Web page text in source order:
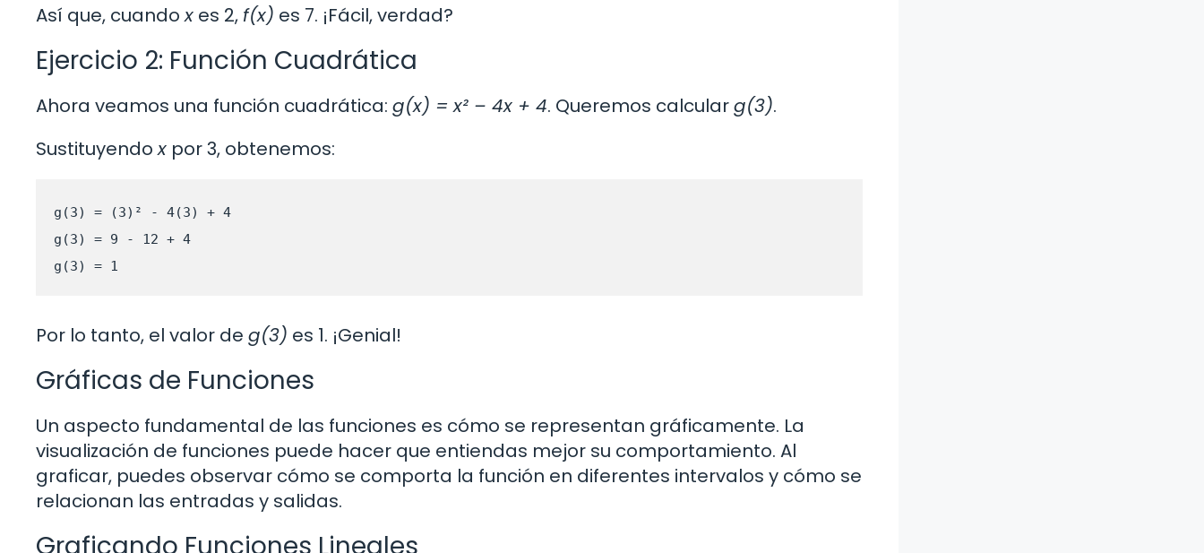
Así que, cuandox es 2, f(x) es 7. ¡Fácil, verdad?
Ejercicio 2: Función Cuadrática
Ahora veamos una función cuadrática: g(x) = x² – 4x + 4. Queremos calcularg(3).
Sustituyendox por 3, obtenemos:
g(3) = (3)² - 4(3) + 4
g(3) = 9 - 12 + 4
g(3) = 1
Por lo tanto, el valor de g(3) es 1. ¡Genial!
Gráficas de Funciones
Un aspecto fundamental de las funciones es cómo se representan gráficamente. La
visualización de funciones puede hacer que entiendas mejor su comportamiento. Al
graficar, puedes observar cómo se comporta la función en diferentes intervalos y cómo se
relacionan las entradas y salidas.